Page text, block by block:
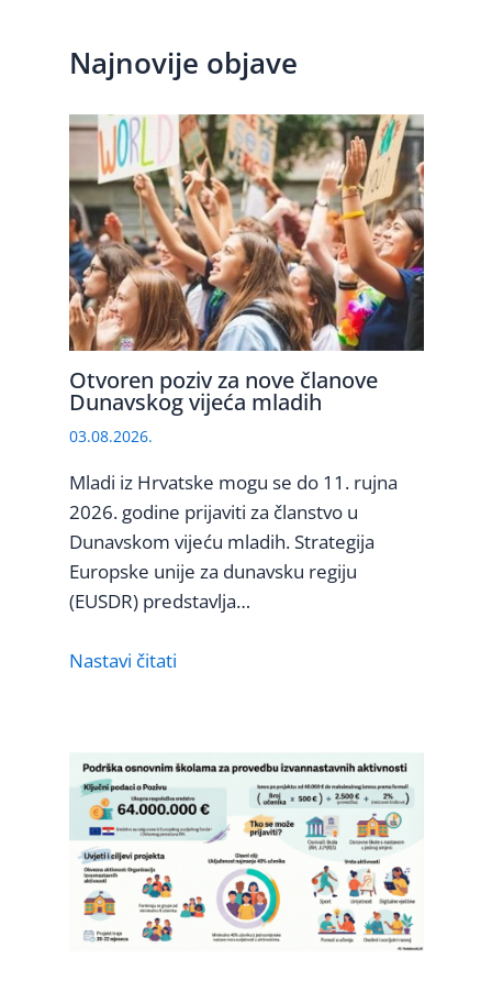
Najnovije objave
Otvoren poziv za nove članove
Dunavskog vijeća mladih
03.08.2026.
Mladi iz Hrvatske mogu se do 11. rujna
2026. godine prijaviti za članstvo u
Dunavskom vijeću mladih. Strategija
Europske unije za dunavsku regiju
(EUSDR) predstavlja…
Nastavi čitati